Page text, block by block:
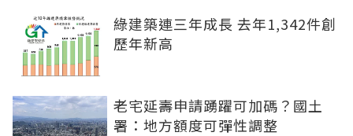
綠建築連三年成長 去年1,342件創
歷年新高
老宅延壽申請踴躍可加碼？國土
署：地方額度可彈性調整